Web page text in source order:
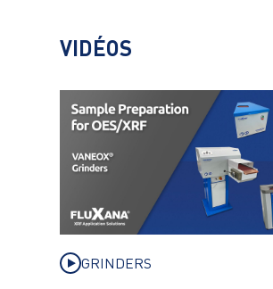
VIDÉOS
GRINDERS